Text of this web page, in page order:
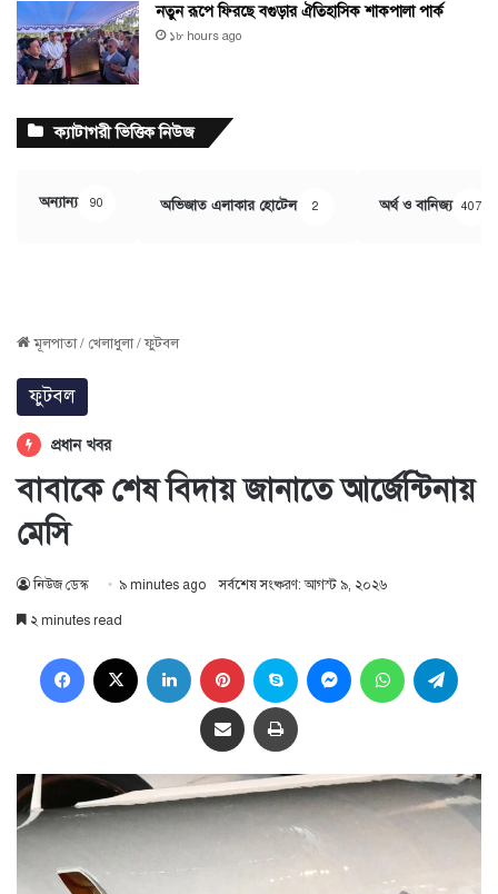
নতুন রূপে ফিরছে বগুড়ার ঐতিহাসিক শাকপালা পার্ক
১৮ hours ago
ক্যাটাগরী ভিত্তিক নিউজ
অন্যান্য 90 অভিজাত এলাকার হোটেল 2 অর্থ ও বানিজ্য 407